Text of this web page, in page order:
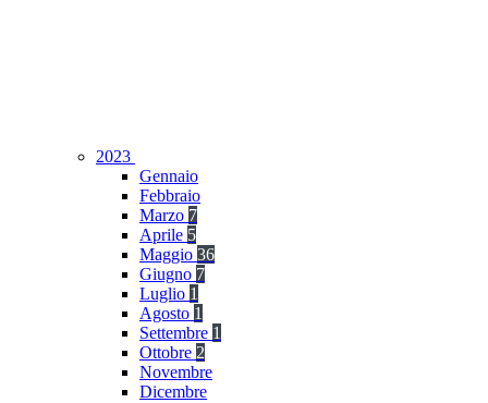
2023
Gennaio
Febbraio
Marzo 7
Aprile 5
Maggio 36
Giugno 7
Luglio 1
Agosto 1
Settembre 1
Ottobre 2
Novembre
Dicembre